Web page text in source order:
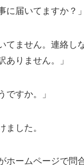
に届いてますか？」
てません。連絡し
ありません。」
ですか。」
ました。
ホームページで問